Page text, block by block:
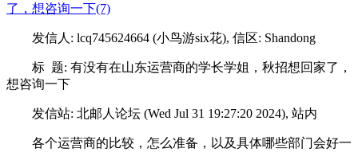
了，想咨询一下(7)
发信人: lcq745624664 (小鸟游six花), 信区: Shandong
标 题: 有没有在山东运营商的学长学姐，秋招想回家了，
想咨询一下
发信站: 北邮人论坛 (Wed Jul 31 19:27:20 2024), 站内
各个运营商的比较，怎么准备，以及具体哪些部门会好一